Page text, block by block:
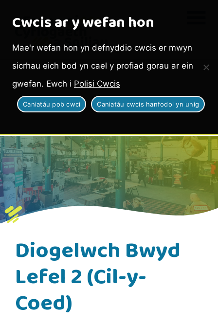
Cwcis ar y wefan hon
Mae'r wefan hon yn defnyddio cwcis er mwyn
sicrhau eich bod yn cael y profiad gorau ar ein
gwefan. Ewch i Polisi Cwcis
Caniatáu pob cwci Caniatáu cwcis hanfodol yn unig
Diogelwch Bwyd
Lefel 2 (Cil-y-
Coed)